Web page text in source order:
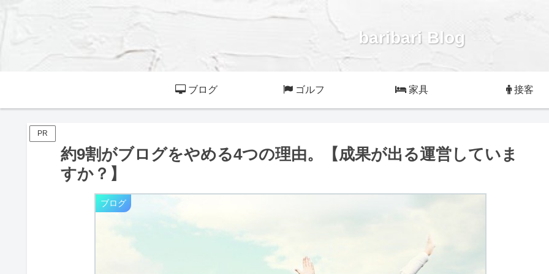
baribari Blog
ブログ ゴルフ 家具 接客
PR
約9割がブログをやめる4つの理由。【成果が出る運営していま
すか？】
ブログ